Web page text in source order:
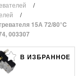
/
/
15А 72/80°C
003307
В ИЗБРАННОЕ